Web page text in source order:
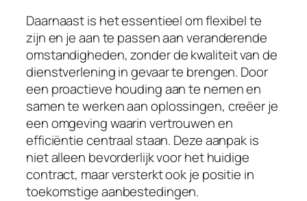
Daarnaast is het essentieel om flexibel te
zijn en je aan te passen aan veranderende
omstandigheden, zonder de kwaliteit van de
dienstverlening in gevaar te brengen. Door
een proactieve houding aan te nemen en
samen te werken aan oplossingen, creëer je
een omgeving waarin vertrouwen en
efficiëntie centraal staan. Deze aanpak is
niet alleen bevorderlijk voor het huidige
contract, maar versterkt ook je positie in
toekomstige aanbestedingen.